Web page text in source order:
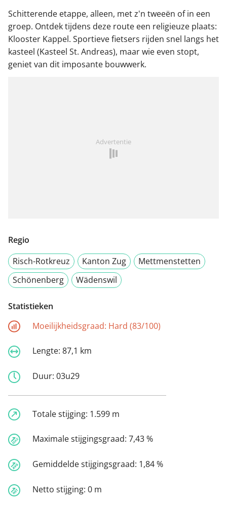
Schitterende etappe, alleen, met z'n tweeën of in een
groep. Ontdek tijdens deze route een religieuze plaats:
Klooster Kappel. Sportieve fietsers rijden snel langs het
kasteel (Kasteel St. Andreas), maar wie even stopt,
geniet van dit imposante bouwwerk.
Advertentie
Regio
Risch-Rotkreuz
Kanton Zug
Mettmenstetten
Schönenberg
Wädenswil
Statistieken
Moeilijkheidsgraad: Hard (83/100)
Lengte: 87,1 km
Duur: 03u29
Totale stijging: 1.599 m
Maximale stijgingsgraad: 7,43 %
Gemiddelde stijgingsgraad: 1,84 %
Netto stijging: 0 m